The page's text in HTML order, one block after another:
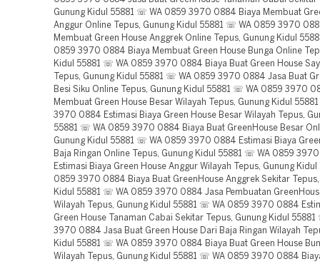
Gunung Kidul 55881 ☏ WA 0859 3970 0884 Biaya Membuat
Anggur Online Tepus, Gunung Kidul 55881 ☏ WA 0859 3970
Membuat Green House Anggrek Online Tepus, Gunung Kidul
0859 3970 0884 Biaya Membuat Green House Bunga Online
Kidul 55881 ☏ WA 0859 3970 0884 Biaya Buat Green House
Tepus, Gunung Kidul 55881 ☏ WA 0859 3970 0884 Jasa Buat
Besi Siku Online Tepus, Gunung Kidul 55881 ☏ WA 0859 3970
Membuat Green House Besar Wilayah Tepus, Gunung Kidul
3970 0884 Estimasi Biaya Green House Besar Wilayah Tepus,
55881 ☏ WA 0859 3970 0884 Biaya Buat GreenHouse Besar
Gunung Kidul 55881 ☏ WA 0859 3970 0884 Estimasi Biaya
Baja Ringan Online Tepus, Gunung Kidul 55881 ☏ WA 0859
Estimasi Biaya Green House Anggur Wilayah Tepus, Gunung
0859 3970 0884 Biaya Buat GreenHouse Anggrek Sekitar Tepus,
Kidul 55881 ☏ WA 0859 3970 0884 Jasa Pembuatan
Wilayah Tepus, Gunung Kidul 55881 ☏ WA 0859 3970 0884
Green House Tanaman Cabai Sekitar Tepus, Gunung Kidul
3970 0884 Jasa Buat Green House Dari Baja Ringan Wilayah
Kidul 55881 ☏ WA 0859 3970 0884 Biaya Buat Green House
Wilayah Tepus, Gunung Kidul 55881 ☏ WA 0859 3970 0884